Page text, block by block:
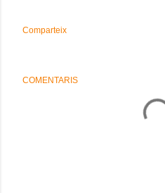
Comparteix
COMENTARIS